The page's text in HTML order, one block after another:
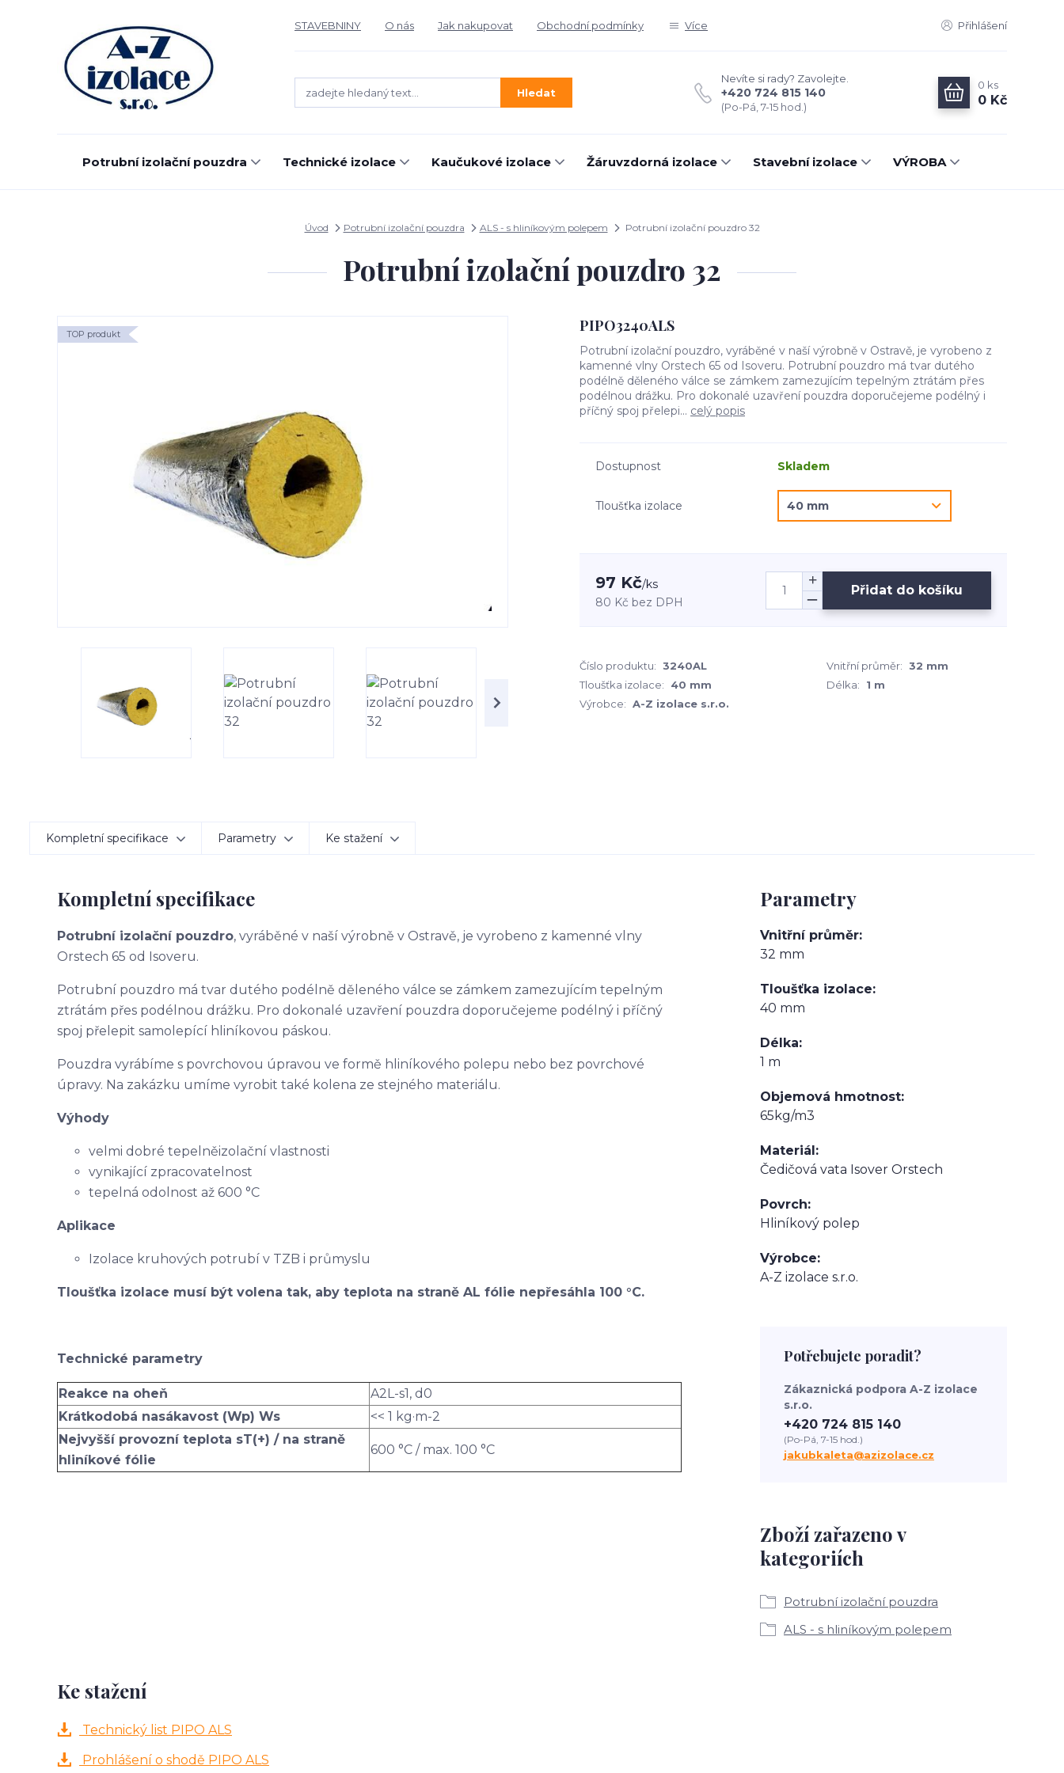
STAVEBNINY O nás Jak nakupovat Obchodní podmínky Více Přihlášení
Hledat
Nevíte si rady? Zavolejte.
+420 724 815 140
(Po-Pá, 7-15 hod.)
0 ks
0 Kč
Potrubní izolační pouzdra Technické izolace Kaučukové izolace Žáruvzdorná izolace Stavební izolace VÝROBA
Úvod Potrubní izolační pouzdra ALS - s hliníkovým polepem Potrubní izolační pouzdro 32
Potrubní izolační pouzdro 32
TOP produkt PIPO3240ALS
Potrubní izolační pouzdro, vyráběné v naší výrobně v Ostravě, je vyrobeno z
kamenné vlny Orstech 65 od Isoveru. Potrubní pouzdro má tvar dutého
podélně děleného válce se zámkem zamezujícím tepelným ztrátám přes
podélnou drážku. Pro dokonalé uzavření pouzdra doporučejeme podélný i
příčný spoj přelepi... celý popis
Dostupnost Skladem
Tloušťka izolace
97 Kč/ks
80 Kč bez DPH
Přidat do košíku
Číslo produktu: 3240AL Vnitřní průměr: 32 mm
Tloušťka izolace:
40 mm Délka:
1 m
Výrobce: A-Z izolace s.r.o.
Kompletní specifikace Parametry Ke stažení
Kompletní specifikace
Potrubní izolační pouzdro, vyráběné v naší výrobně v Ostravě, je vyrobeno z kamenné vlny
Orstech 65 od Isoveru.
Potrubní pouzdro má tvar dutého podélně děleného válce se zámkem zamezujícím tepelným
ztrátám přes podélnou drážku. Pro dokonalé uzavření pouzdra doporučejeme podélný i příčný
spoj přelepit samolepící hliníkovou páskou.
Pouzdra vyrábíme s povrchovou úpravou ve formě hliníkového polepu nebo bez povrchové
úpravy. Na zakázku umíme vyrobit také kolena ze stejného materiálu.
Výhody
velmi dobré tepelněizolační vlastnosti
vynikající zpracovatelnost
tepelná odolnost až 600 °C
Aplikace
Izolace kruhových potrubí v TZB i průmyslu
Tloušťka izolace musí být volena tak, aby teplota na straně AL fólie nepřesáhla 100 °C.
Technické parametry
Reakce na oheň
A2L-s1, d0
Krátkodobá nasákavost (Wp) Ws
<< 1 kg·m-2
Nejvyšší provozní teplota sT(+) / na straně
hliníkové fólie
600 °C / max. 100 °C
Parametry
Vnitřní průměr
32 mm
Tloušťka izolace
40 mm
Délka
1 m
Objemová hmotnost
65kg/m3
Materiál
Čedičová vata Isover Orstech
Povrch
Hliníkový polep
Výrobce
A-Z izolace s.r.o.
Zboží zařazeno v
kategoriích
Potrubní izolační pouzdra
ALS - s hliníkovým polepem
Potřebujete poradit?
Zákaznická podpora A-Z izolace
s.r.o.
+420 724 815 140
(Po-Pá, 7-15 hod.)
jakubkaleta@azizolace.cz
Ke stažení
Technický list PIPO ALS
Prohlášení o shodě PIPO ALS